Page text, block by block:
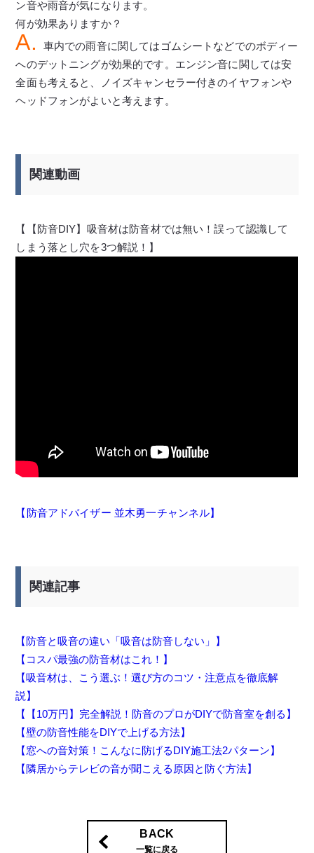
ン音や雨音が気になります。
何が効果ありますか？
A.
車内での雨音に関してはゴムシートなどでのボディー
へのデットニングが効果的です。エンジン音に関しては安
全面も考えると、ノイズキャンセラー付きのイヤフォンや
ヘッドフォンがよいと考えます。
関連動画
【【防音DIY】吸音材は防音材では無い！誤って認識して
しまう落とし穴を3つ解説！】
【防音アドバイザー 並木勇一チャンネル】
関連記事
【防音と吸音の違い「吸音は防音しない」】
【コスパ最強の防音材はこれ！】
【吸音材は、こう選ぶ！選び方のコツ・注意点を徹底解
説】
【【10万円】完全解説！防音のプロがDIYで防音室を創る】
【壁の防音性能をDIYで上げる方法】
【窓への音対策！こんなに防げるDIY施工法2パターン】
【隣居からテレビの音が聞こえる原因と防ぐ方法】
BACK
一覧に戻る